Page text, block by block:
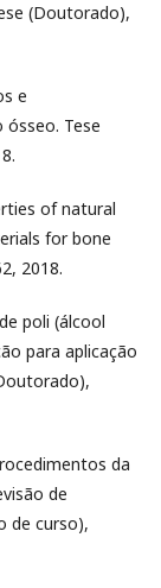
(Doutorado),
e
Tese
of natural
for bone
2018.
poli (álcool
para aplicação
da
de
de curso),